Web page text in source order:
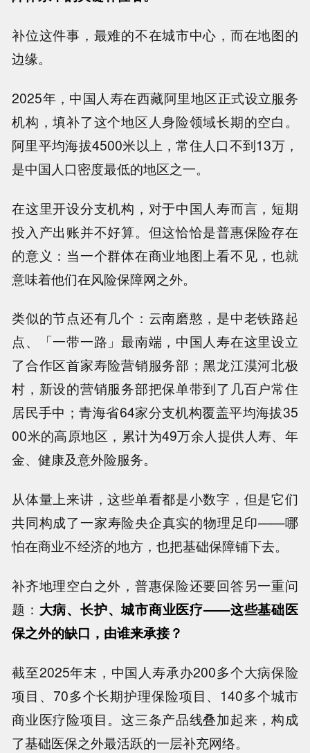
补位这件事，最难的不在城市中心，而在地图的
边缘。
2025年，中国人寿在西藏阿里地区正式设立服务
机构，填补了这个地区人身险领域长期的空白。
阿里平均海拔4500米以上，常住人口不到13万，
是中国人口密度最低的地区之一。
在这里开设分支机构，对于中国人寿而言，短期
投入产出账并不好算。但这恰恰是普惠保险存在
的意义：当一个群体在商业地图上看不见，也就
意味着他们在风险保障网之外。
类似的节点还有几个：云南磨憨，是中老铁路起
点、「一带一路」最南端，中国人寿在这里设立
了合作区首家寿险营销服务部；黑龙江漠河北极
村，新设的营销服务部把保单带到了几百户常住
居民手中；青海省64家分支机构覆盖平均海拔35
00米的高原地区，累计为49万余人提供人寿、年
金、健康及意外险服务。
从体量上来讲，这些单看都是小数字，但是它们
共同构成了一家寿险央企真实的物理足印——哪
怕在商业不经济的地方，也把基础保障铺下去。
补齐地理空白之外，普惠保险还要回答另一重问
题： 大病、长护、城市商业医疗——这些基础医
保之外的缺口，由谁来承接？
截至2025年末，中国人寿承办200多个大病保险
项目、70多个长期护理保险项目、140多个城市
商业医疗险项目。这三条产品线叠加起来，构成
了基础医保之外最活跃的一层补充网络。